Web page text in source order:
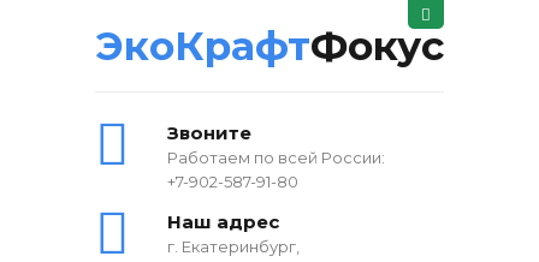
ЭкоКрафтФокус
Звоните
Работаем по всей России:
+7-902-587-91-80
Наш адрес
г. Екатеринбург,